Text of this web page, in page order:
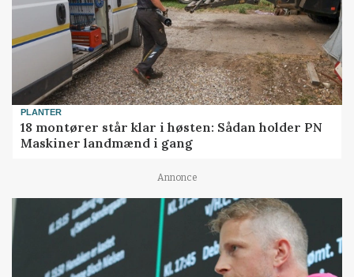
PLANTER
18 montører står klar i høsten: Sådan holder PN
Maskiner landmænd i gang
Annonce